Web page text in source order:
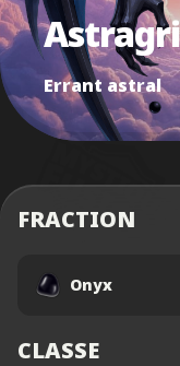
Errant astral
FRACTION
Onyx
CLASSE